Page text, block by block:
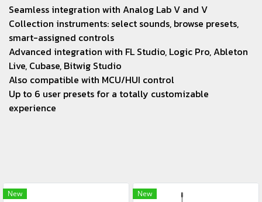
Seamless integration with Analog Lab V and V
Collection instruments: select sounds, browse presets,
smart-assigned controls
Advanced integration with FL Studio, Logic Pro, Ableton
Live, Cubase, Bitwig Studio
Also compatible with MCU/HUI control
Up to 6 user presets for a totally customizable
experience
New New